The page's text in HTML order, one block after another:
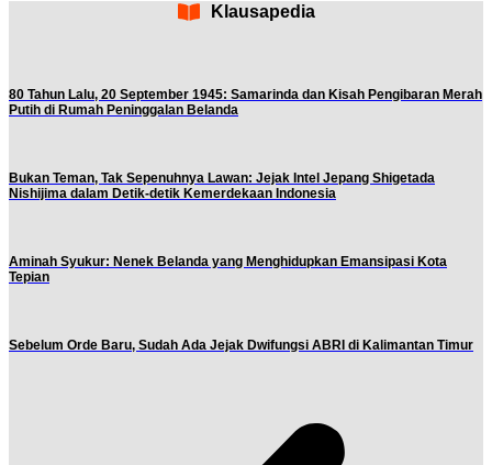
Klausapedia
80 Tahun Lalu, 20 September 1945: Samarinda dan Kisah Pengibaran Merah
Putih di Rumah Peninggalan Belanda
Bukan Teman, Tak Sepenuhnya Lawan: Jejak Intel Jepang Shigetada
Nishijima dalam Detik-detik Kemerdekaan Indonesia
Aminah Syukur: Nenek Belanda yang Menghidupkan Emansipasi Kota
Tepian
Sebelum Orde Baru, Sudah Ada Jejak Dwifungsi ABRI di Kalimantan Timur